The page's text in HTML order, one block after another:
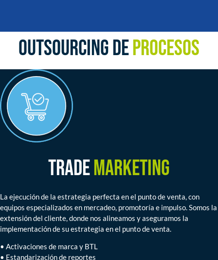
OUTSOURCING DEPROCESOS
TRADEMARKETING
La ejecución de la estrategia perfecta en el punto de venta, con
equipos especializados en mercadeo, promotoría e impulso. Somos la
extensión del cliente, donde nos alineamos y aseguramos la
implementación de su estrategia en el punto de venta.
• Activaciones de marca y BTL
• Estandarización de reportes